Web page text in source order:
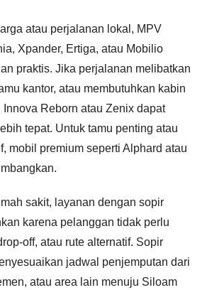
atau perjalanan lokal, MPV
Xpander, Ertiga, atau Mobilio
praktis. Jika perjalanan melibatkan
kantor, atau membutuhkan kabin
Reborn atau Zenix dapat
tepat. Untuk tamu penting atau
mobil premium seperti Alphard atau
sakit, layanan dengan sopir
karena pelanggan tidak perlu
off, atau rute alternatif. Sopir
jadwal penjemputan dari
atau area lain menuju Siloam